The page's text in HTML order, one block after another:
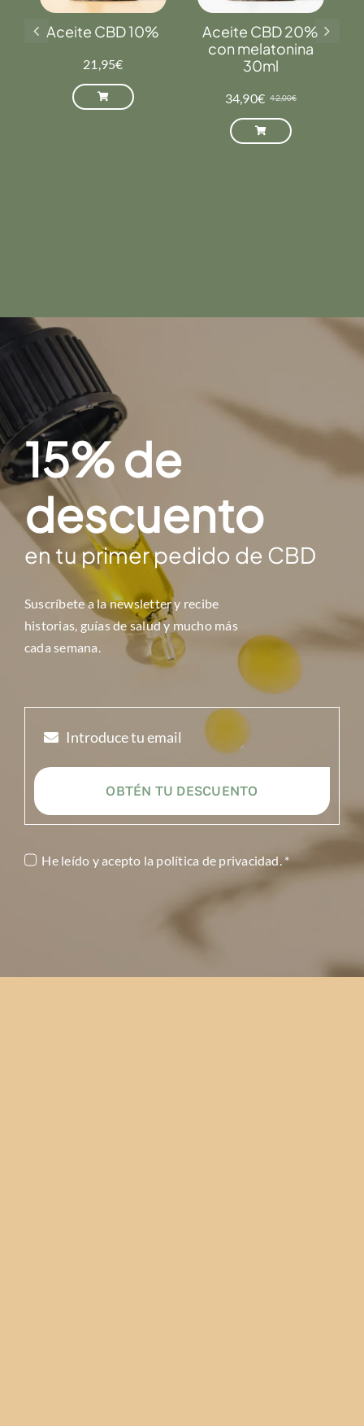
Aceite CBD 10%
21,95€
Aceite CBD 20%
con melatonina
30ml
42,00€El
34,90€
El
15% de
descuento
en tu primer pedido de CBD
Suscríbete a la newsletter y recibe
historias, guías de salud y mucho más
cada semana.
OBTÉN TU DESCUENTO
He leído y acepto la política de privacidad . *